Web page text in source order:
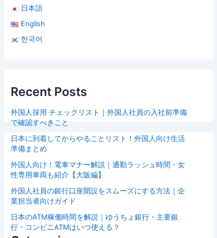
日本語
English
한국어
Recent Posts
外国人採用 チェックリスト｜外国人社員の入社前準備
で確認すべきこと
日本に到着してからやることリスト！外国人向け生活
準備まとめ
外国人向け！電車マナー解説｜通勤ラッシュ時間・女
性専用車両も紹介【大阪編】
外国人社員の銀行口座開設をスムーズにする方法｜企
業担当者向けガイド
日本のATM稼働時間を解説｜ゆうちょ銀行・主要銀
行・コンビニATMはいつ使える？